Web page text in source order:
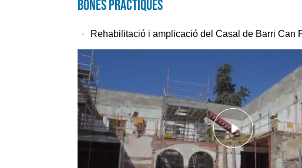
Bones pràctiques
Rehabilitació i amplicació del Casal de Barri Can